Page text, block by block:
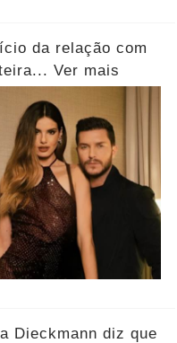
da relação com
Ver mais
Dieckmann diz que